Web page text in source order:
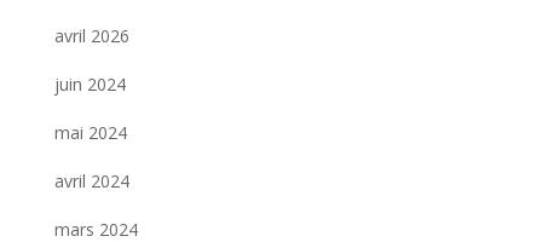
avril 2026
juin 2024
mai 2024
avril 2024
mars 2024